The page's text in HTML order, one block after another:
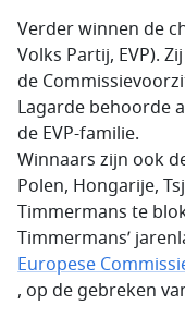
Verder winnen de
Volks Partij, EVP).
de
Lagarde behoorde
de EVP-familie.
Winnaars zijn ook
Polen, Hongarije,
Timmermans te
Timmermans’
Europese
, op de gebreken